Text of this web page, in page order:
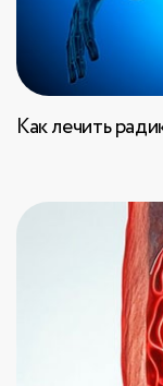
Как лечить